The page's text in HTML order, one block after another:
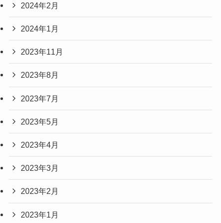
2024年2月
2024年1月
2023年11月
2023年8月
2023年7月
2023年5月
2023年4月
2023年3月
2023年2月
2023年1月